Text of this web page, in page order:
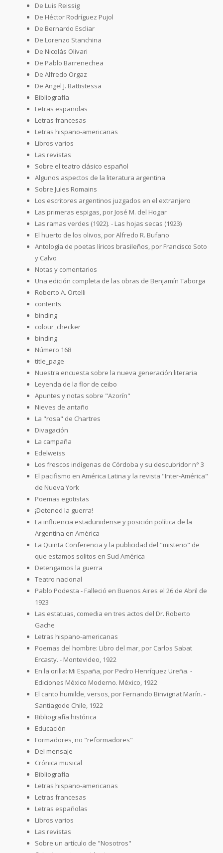
De Luis Reissig
De Héctor Rodríguez Pujol
De Bernardo Escliar
De Lorenzo Stanchina
De Nicolás Olivari
De Pablo Barrenechea
De Alfredo Orgaz
De Angel J. Battistessa
Bibliografía
Letras españolas
Letras francesas
Letras hispano-americanas
Libros varios
Las revistas
Sobre el teatro clásico español
Algunos aspectos de la literatura argentina
Sobre Jules Romains
Los escritores argentinos juzgados en el extranjero
Las primeras espigas, por José M. del Hogar
Las ramas verdes (1922). - Las hojas secas (1923)
El huerto de los olivos, por Alfredo R. Bufano
Antología de poetas líricos brasileños, por Francisco Soto
y Calvo
Notas y comentarios
Una edición completa de las obras de Benjamín Taborga
Roberto A. Ortelli
contents
binding
colour_checker
binding
Número 168
title_page
Nuestra encuesta sobre la nueva generación literaria
Leyenda de la flor de ceibo
Apuntes y notas sobre "Azorín"
Nieves de antaño
La "rosa" de Chartres
Divagación
La campaña
Edelweiss
Los frescos indígenas de Córdoba y su descubridor n° 3
El pacifismo en América Latina y la revista "Inter-América"
de Nueva York
Poemas egotistas
¡Detened la guerra!
La influencia estadunidense y posición política de la
Argentina en América
La Quinta Conferencia y la publicidad del "misterio" de
que estamos solitos en Sud América
Detengamos la guerra
Teatro nacional
Pablo Podesta - Falleció en Buenos Aires el 26 de Abril de
1923
Las estatuas, comedia en tres actos del Dr. Roberto
Gache
Letras hispano-americanas
Poemas del hombre: Libro del mar, por Carlos Sabat
Ercasty. - Montevideo, 1922
En la orilla: Mi España, por Pedro Henríquez Ureña. -
Ediciones México Moderno. México, 1922
El canto humilde, versos, por Fernando Binvignat Marín. -
Santiagode Chile, 1922
Bibliografía histórica
Educación
Formadores, no "reformadores"
Del mensaje
Crónica musical
Bibliografía
Letras hispano-americanas
Letras francesas
Letras españolas
Libros varios
Las revistas
Sobre un artículo de "Nosotros"